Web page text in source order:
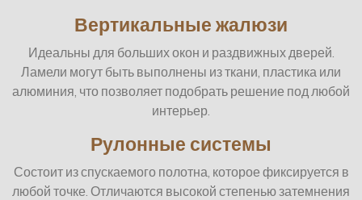
Вертикальные жалюзи
Идеальны для больших окон и раздвижных дверей.
Ламели могут быть выполнены из ткани, пластика или
алюминия, что позволяет подобрать решение под любой
интерьер.
Рулонные системы
Состоит из спускаемого полотна, которое фиксируется в
любой точке. Отличаются высокой степенью затемнения